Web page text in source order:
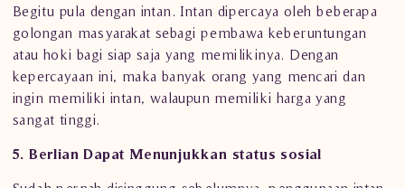
Begitu pula dengan intan. Intan dipercaya oleh beberapa
golongan masyarakat sebagi pembawa keberuntungan
atau hoki bagi siap saja yang memilikinya. Dengan
kepercayaan ini, maka banyak orang yang mencari dan
ingin memiliki intan, walaupun memiliki harga yang
sangat tinggi.
5. Berlian Dapat Menunjukkan status sosial